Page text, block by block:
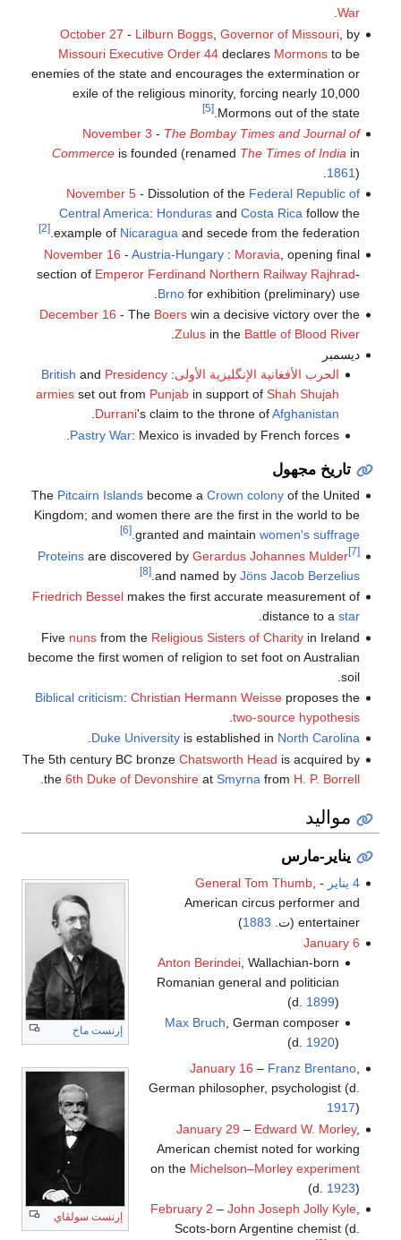
War
October 27 - Lilburn Boggs, Governor of Missouri, by
Missouri Executive Order 44declares Mormonsto be
enemies of the state and encourages the extermination or
exile of the religious minority, forcing nearly 10,000
Mormons out of the state.
[5]
November 3 - The Bombay Times and Journal of
Commerceis founded (renamed The Times of India in
1861).
November 5- Dissolution of the Federal Republic of
Central America: Hondurasand Costa Ricafollow the
example of Nicaraguaand secede from the federation.
[2]
November 16 - Austria-Hungary: Moravia , opening final
section of Emperor Ferdinand Northern Railway Rajhrad-
Brnofor exhibition (preliminary) use.
December 16 - The Boerswin a decisive victory over the
Zulusin the Battle of Blood River
ديسمبر
الحرب الأفغانية الإنگليزية الأولى:
British and Presidency
armies set out from Punjab in support ofShah Shujah
Durrani's claim to the throne ofAfghanistan
.
Pastry War: Mexico is invaded by French forces.
تاريخ مجهول
The Pitcairn Islandsbecome a Crown colonyof the United
Kingdom; and women there are the first in the world to be
granted and maintain women's suffrage
.
[6]
Proteinsare discovered by Gerardus Johannes Mulder [7]
and named by Jöns Jacob Berzelius
.
[8]
Friedrich Besselmakes the first accurate measurement of
distance to a star
.
Five nunsfrom the Religious Sisters of Charityin Ireland
become the first women of religion to set foot on Australian
soil.
Biblical criticism: Christian Hermann Weisseproposes the
two-source hypothesis
Duke Universityis established in North Carolina
.
The 5th century BC bronze Chatsworth Head is acquired by
the 6th Duke of Devonshireat Smyrna from H. P. Borrell
مواليد
يناير-مارس
إرنست ماخ
إرنست سولڤاي
4 يناير -
General Tom Thumb,
American circus performer and
entertainer (ت.
1883
)
January 6
Anton Berindei , Wallachian-born
Romanian general and politician
(d. 1899)
Max Bruch, German composer
(d. 1920)
January 16 – Franz Brentano,
German philosopher, psychologist (d.
1917)
January 29 – Edward W. Morley,
American chemist noted for working
on the Michelson–Morley experiment
(d. 1923)
February 2 – John Joseph Jolly Kyle,
Scots-born Argentine chemist (d.